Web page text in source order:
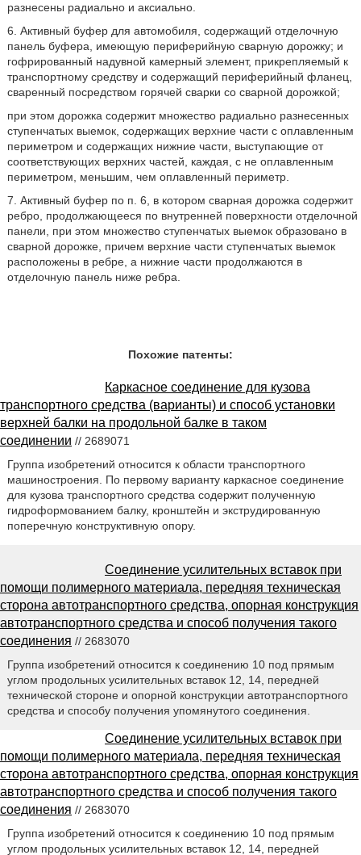
разнесены радиально и аксиально.
6. Активный буфер для автомобиля, содержащий отделочную
панель буфера, имеющую периферийную сварную дорожку; и
гофрированный надувной камерный элемент, прикрепляемый к
транспортному средству и содержащий периферийный фланец,
сваренный посредством горячей сварки со сварной дорожкой;
при этом дорожка содержит множество радиально разнесенных
ступенчатых выемок, содержащих верхние части с оплавленным
периметром и содержащих нижние части, выступающие от
соответствующих верхних частей, каждая, с не оплавленным
периметром, меньшим, чем оплавленный периметр.
7. Активный буфер по п. 6, в котором сварная дорожка содержит
ребро, продолжающееся по внутренней поверхности отделочной
панели, при этом множество ступенчатых выемок образовано в
сварной дорожке, причем верхние части ступенчатых выемок
расположены в ребре, а нижние части продолжаются в
отделочную панель ниже ребра.
Похожие патенты:
Каркасное соединение для кузова
транспортного средства (варианты) и способ установки
верхней балки на продольной балке в таком
соединении // 2689071
Группа изобретений относится к области транспортного
машиностроения. По первому варианту каркасное соединение
для кузова транспортного средства содержит полученную
гидроформованием балку, кронштейн и экструдированную
поперечную конструктивную опору.
Соединение усилительных вставок при
помощи полимерного материала, передняя техническая
сторона автотранспортного средства, опорная конструкция
автотранспортного средства и способ получения такого
соединения // 2683070
Группа изобретений относится к соединению 10 под прямым
углом продольных усилительных вставок 12, 14, передней
технической стороне и опорной конструкции автотранспортного
средства и способу получения упомянутого соединения.
Соединение усилительных вставок при
помощи полимерного материала, передняя техническая
сторона автотранспортного средства, опорная конструкция
автотранспортного средства и способ получения такого
соединения // 2683070
Группа изобретений относится к соединению 10 под прямым
углом продольных усилительных вставок 12, 14, передней